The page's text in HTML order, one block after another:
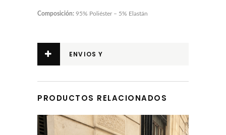
Composición: 95% Poliéster – 5% Elastán
ENVIOS Y
PRODUCTOS RELACIONADOS
Este producto tiene múltiples variantes. Las opciones se pueden elegir en la página de producto